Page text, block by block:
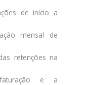
de início a
mensal de
retenções na
e a